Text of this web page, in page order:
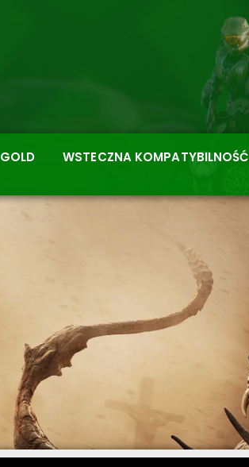
WSTECZNA KOMPATYBILNOŚĆ